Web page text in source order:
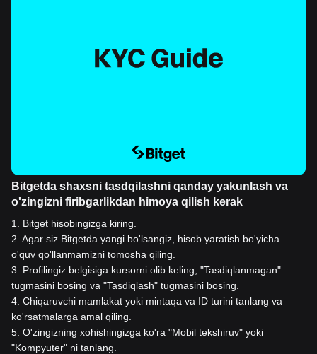
Bitgetda shaxsni tasdqilashni qanday yakunlash va
o'zingizni firibgarlikdan himoya qilish kerak
1
Bitget hisobingizga kiring.
2 Agar siz Bitgetda yangi bo'lsangiz, hisob yaratish bo'yicha
o'quv qo'llanmamizni tomosha qiling.
3
Profilingiz belgisiga kursorni olib keling, "Tasdiqlanmagan"
tugmasini bosing va "Tasdiqlash" tugmasini bosing.
4 Chiqaruvchi mamlakat yoki mintaqa va ID turini tanlang va
ko'rsatmalarga amal qiling.
5 O'zingizning xohishingizga ko'ra "Mobil tekshiruv" yoki
"Kompyuter" ni tanlang.